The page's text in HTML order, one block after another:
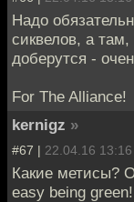
Надо
сиквелов, а
доберутся -
For The Alliance!
kernigz »
#67 | 22.04.16 13:16
Какие метисы?
easy being green!